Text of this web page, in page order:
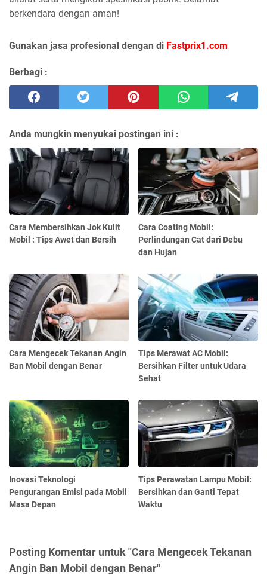
berkendara dengan aman!
Gunakan jasa profesional dengan di Fastprix1.com
Berbagi :
Anda mungkin menyukai postingan ini :
Cara Membersihkan Jok Kulit
Mobil : Tips Awet dan Bersih
Cara Coating Mobil:
Perlindungan Cat dari Debu
dan Hujan
Cara Mengecek Tekanan Angin
Ban Mobil dengan Benar
Tips Merawat AC Mobil:
Bersihkan Filter untuk Udara
Sehat
Inovasi Teknologi
Pengurangan Emisi pada Mobil
Masa Depan
Tips Perawatan Lampu Mobil:
Bersihkan dan Ganti Tepat
Waktu
Posting Komentar untuk "Cara Mengecek Tekanan
Angin Ban Mobil dengan Benar"